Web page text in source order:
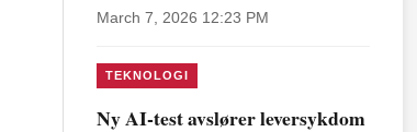
March 7, 2026 12:23 PM
TEKNOLOGI
Ny AI-test avslører leversykdom